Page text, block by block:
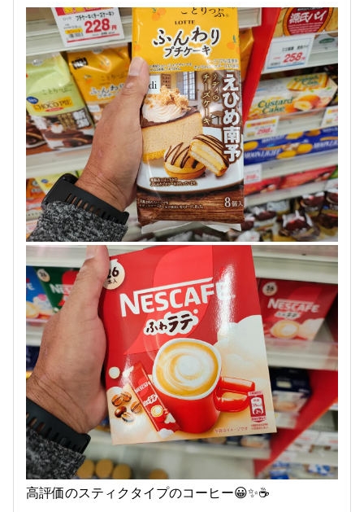
高評価のスティクタイプのコーヒー😀✨☕